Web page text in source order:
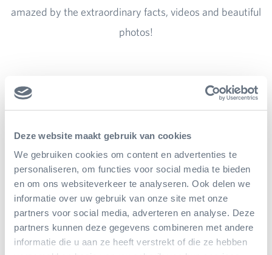
Deze website maakt gebruik van cookies
We gebruiken cookies om content en advertenties te
personaliseren, om functies voor social media te bieden
en om ons websiteverkeer te analyseren. Ook delen we
informatie over uw gebruik van onze site met onze
partners voor social media, adverteren en analyse. Deze
partners kunnen deze gegevens combineren met andere
informatie die u aan ze heeft verstrekt of die ze hebben
amazed by the extraordinary facts, videos and beautiful
photos!